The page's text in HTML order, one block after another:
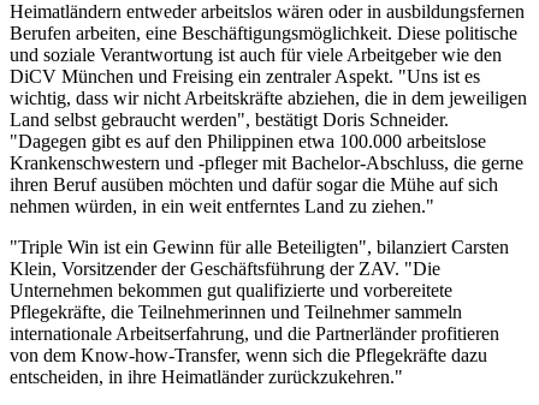
Heimatländern entweder arbeitslos wären oder in ausbildungsfernen
Berufen arbeiten, eine Beschäftigungsmöglichkeit. Diese politische
und soziale Verantwortung ist auch für viele Arbeitgeber wie den
DiCV München und Freising ein zentraler Aspekt. "Uns ist es
wichtig, dass wir nicht Arbeitskräfte abziehen, die in dem jeweiligen
Land selbst gebraucht werden", bestätigt Doris Schneider.
"Dagegen gibt es auf den Philippinen etwa 100.000 arbeitslose
Krankenschwestern und -pfleger mit Bachelor-Abschluss, die gerne
ihren Beruf ausüben möchten und dafür sogar die Mühe auf sich
nehmen würden, in ein weit entferntes Land zu ziehen."
"Triple Win ist ein Gewinn für alle Beteiligten", bilanziert Carsten
Klein, Vorsitzender der Geschäftsführung der ZAV. "Die
Unternehmen bekommen gut qualifizierte und vorbereitete
Pflegekräfte, die Teilnehmerinnen und Teilnehmer sammeln
internationale Arbeitserfahrung, und die Partnerländer profitieren
von dem Know-how-Transfer, wenn sich die Pflegekräfte dazu
entscheiden, in ihre Heimatländer zurückzukehren."